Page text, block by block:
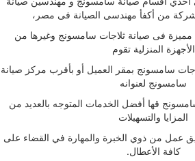
من أكفأ مهندسى الصيانة فى مصر،
فى صيانة ثلاجات سامسونج وغيرها من
الأجهزة المنزلية تقوم
سامسونج بمقر العميل أو بأقرب مركز صيانة
سامسونج لعنوانه
قها أفضل الخدمات المتوجه بالعديد من
المزايا والتسهيلات
عمل من ذوي الخبرة والمهارة في القضاء على
كافة الأعطال.